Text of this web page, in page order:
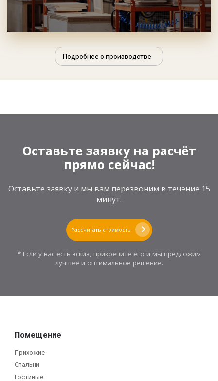
Подробнее о производстве
Оставьте заявку на расчёт
прямо сейчас!
Оставьте заявку и мы вам перезвоним в течение 15
минут.
Рассчитать стоимость
* Если у вас есть эскиз, прикрепите его и мы предложим
лучшее и оптимальное решение.
Помещение
Прихожие
Спальни
Гостиные